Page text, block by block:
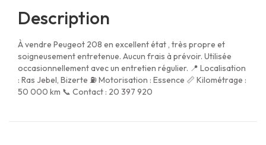
Description
À vendre Peugeot 208 en excellent état , très propre et
soigneusement entretenue. Aucun frais à prévoir. Utilisée
occasionnellement avec un entretien régulier. 📍 Localisation
: Ras Jebel, Bizerte ⛽ Motorisation : Essence 📏 Kilométrage :
50 000 km 📞 Contact : 20 397 920